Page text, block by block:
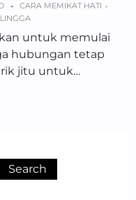
+
CARA MEMIKAT HATI
untuk memulai
hubungan tetap
jitu untuk…
Search